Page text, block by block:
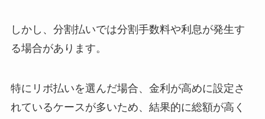
しかし、分割払いでは分割手数料や利息が発生す
る場合があります。
特にリボ払いを選んだ場合、金利が高めに設定さ
れているケースが多いため、結果的に総額が高く